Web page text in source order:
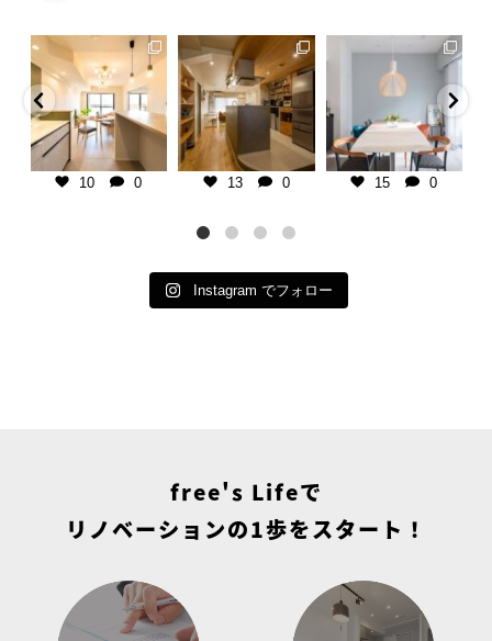
らし】
ンション
をベースにし
ンな住
を広く、置き
frees_life
千葉県の不動産×中古リノベ専門
店
＿＿＿＿＿＿＿＿＿＿＿＿＿＿＿
＿＿＿＿
ご相談・お見積りは @frees_life
└プロフィールリンクよりお気軽
に♪
└LINEで簡単相談もできます！
└お電話でも承ります
千葉県習志野市奏の杜1-2-6
10 0
frees_life
板張り天井で暮らしに温かみをプ
ラス。
マンションリノベーションなら、
古い空間も自分好みにアップデー
ト可能です。
千葉県の不動産×中古リノベ専門
店
＿＿＿＿＿＿＿＿＿＿＿＿＿＿＿
└プロフィールリンクよりお気軽
■...
13 0
frees_life
【子育て期を楽しむ家
107㎡/マンション/1SLDK
インテリアは、カラフルな
り入れた楽し気な雰囲気と
クカラーを用いた大人の雰
のミックスコーディネー
包み込むような柔らかなピ
15 0
Instagram でフォロー
free's Lifeで
リノベーションの1歩をスタート！